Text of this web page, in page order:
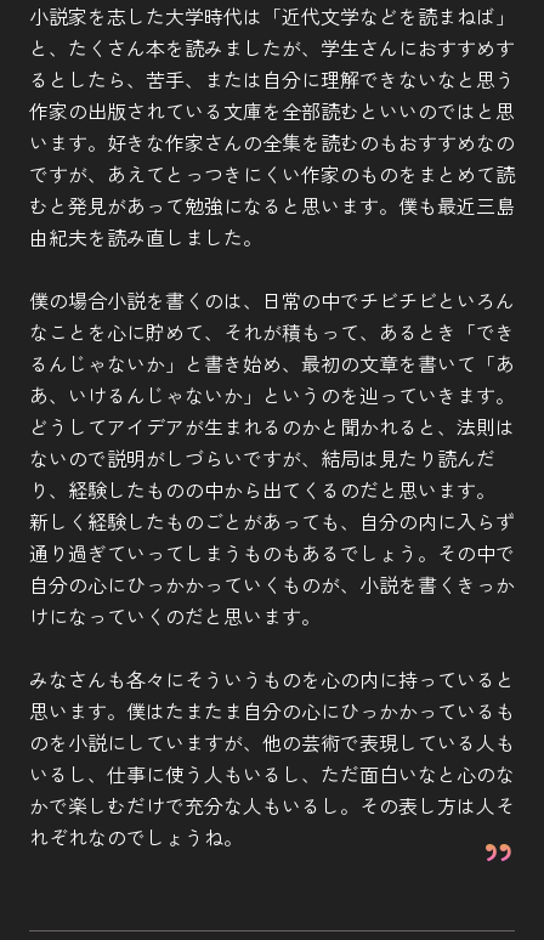
小説家を志した大学時代は「近代文学などを読まねば」
と、たくさん本を読みましたが、学生さんにおすすめす
るとしたら、苦手、または自分に理解できないなと思う
作家の出版されている文庫を全部読むといいのではと思
います。好きな作家さんの全集を読むのもおすすめなの
ですが、あえてとっつきにくい作家のものをまとめて読
むと発見があって勉強になると思います。僕も最近三島
由紀夫を読み直しました。
僕の場合小説を書くのは、日常の中でチビチビといろん
なことを心に貯めて、それが積もって、あるとき「でき
るんじゃないか」と書き始め、最初の文章を書いて「あ
あ、いけるんじゃないか」というのを辿っていきます。
どうしてアイデアが生まれるのかと聞かれると、法則は
ないので説明がしづらいですが、結局は見たり読んだ
り、経験したものの中から出てくるのだと思います。
新しく経験したものごとがあっても、自分の内に入らず
通り過ぎていってしまうものもあるでしょう。その中で
自分の心にひっかかっていくものが、小説を書くきっか
けになっていくのだと思います。
みなさんも各々にそういうものを心の内に持っていると
思います。僕はたまたま自分の心にひっかかっているも
のを小説にしていますが、他の芸術で表現している人も
いるし、仕事に使う人もいるし、ただ面白いなと心のな
かで楽しむだけで充分な人もいるし。その表し方は人そ
れぞれなのでしょうね。